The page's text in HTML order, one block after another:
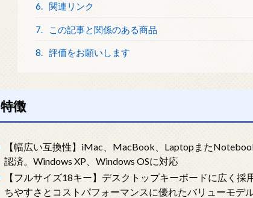
6. 関連リンク
7. この記事と関係のある商品
8. 評価をお願いします
特徴
【幅広い互換性】iMac、MacBook、Laptopまた
認済。Windows XP、Windows OSに対応
【フルサイズ18キー】デスクトップキーボードに広く
ちやすさとコストパフォーマンスに優れたバリューモデ